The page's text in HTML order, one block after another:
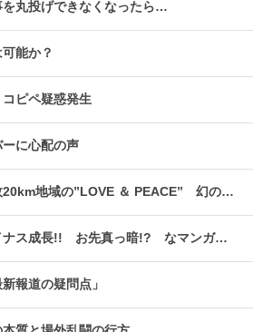
を丸投げできなくなったら…
能か？
ピペ疑惑発生
に心配の声
福島第一原発事故20km地域の”LOVE ＆ PEACE” 幻のコミューン「獏原人村」の現在
１０年連続でマイナス成長!! お先真っ暗!? なマンガ産業研究
報道の疑問点」